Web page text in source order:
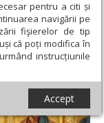
pentru a citi și
navigării pe
fişierelor de tip
că poți modifica în
instrucțiunile
Accept
› Rusaliile la
din